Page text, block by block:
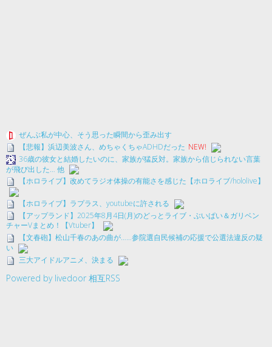
ぜんぶ私が中心、そう思った瞬間から歪み出す
【悲報】浜辺美波さん、めちゃくちゃADHDだった NEW!
36歳の彼女と結婚したいのに、家族が猛反対。家族から信じられない言葉
が飛び出した… 他
【ホロライブ】改めてラジオ体操の有能さを感じた【ホロライブ/hololive】
【ホロライブ】ラプラス、youtubeに許される
【アップランド】2025年8月4日(月)のどっとライブ・ぶいぱい＆ガリベン
チャーVまとめ！【Vtuber】
【文春砲】松山千春のあの曲が……参院選自民候補の応援で公選法違反の疑
い
三大アイドルアニメ、決まる
Powered by livedoor 相互RSS